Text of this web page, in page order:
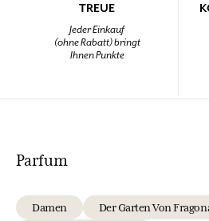
TREUE
Jeder Einkauf
(ohne Rabatt) bringt
Ihnen Punkte
Parfum
Damen
Der Garten Von